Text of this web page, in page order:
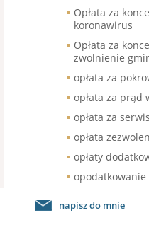
Opłata za
koronawirus
Opłata za
zwolnienie
opłata za
opłata za prąd
opłata za
opłata
opłaty
organizacja
napisz do mnie